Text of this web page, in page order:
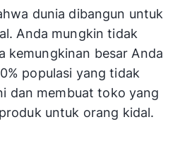
dunia dibangun untuk
Anda mungkin tidak
kemungkinan besar Anda
populasi yang tidak
dan membuat toko yang
untuk orang kidal.